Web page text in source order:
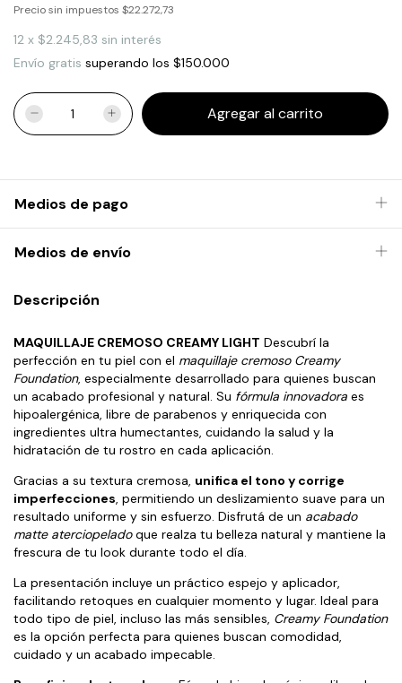
Precio sin impuestos $22.272,73
12 x $2.245,83 sin interés
Envío gratis superando los $150.000
Medios de pago
Medios de envío
Descripción
MAQUILLAJE CREMOSO CREAMY LIGHT Descubrí la
perfección en tu piel con el maquillaje cremoso Creamy
Foundation, especialmente desarrollado para quienes buscan
un acabado profesional y natural. Su fórmula innovadora es
hipoalergénica, libre de parabenos y enriquecida con
ingredientes ultra humectantes, cuidando la salud y la
hidratación de tu rostro en cada aplicación.
Gracias a su textura cremosa, unifica el tono y corrige
imperfecciones, permitiendo un deslizamiento suave para un
resultado uniforme y sin esfuerzo. Disfrutá de un acabado
matte aterciopeladoque realza tu belleza natural y mantiene la
frescura de tu look durante todo el día.
La presentación incluye un práctico espejo y aplicador,
facilitando retoques en cualquier momento y lugar. Ideal para
todo tipo de piel, incluso las más sensibles, Creamy Foundation
es la opción perfecta para quienes buscan comodidad,
cuidado y un acabado impecable.